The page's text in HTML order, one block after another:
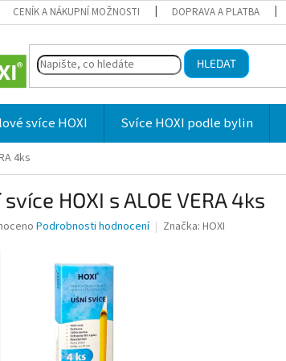
CENÍK A NÁKUPNÍ MOŽNOSTI DOPRAVA A PLATBA
HLEDAT
svíce HOXI Svíce HOXI podle bylin
4ks
HOXI s ALOE VERA 4ks
Podrobnosti hodnocení Značka: HOXI